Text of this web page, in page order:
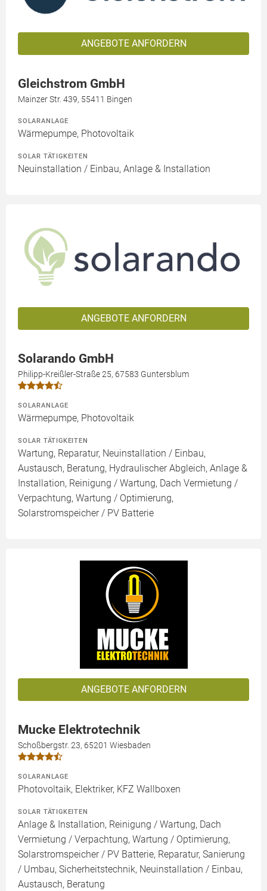
ANGEBOTE ANFORDERN
Gleichstrom GmbH
Mainzer Str. 439, 55411 Bingen
SOLARANLAGE
Wärmepumpe, Photovoltaik
SOLAR TÄTIGKEITEN
Neuinstallation / Einbau, Anlage & Installation
ANGEBOTE ANFORDERN
Solarando GmbH
Philipp-Kreißler-Straße 25, 67583 Guntersblum
SOLARANLAGE
Wärmepumpe, Photovoltaik
SOLAR TÄTIGKEITEN
Wartung, Reparatur, Neuinstallation / Einbau,
Austausch, Beratung, Hydraulischer Abgleich, Anlage &
Installation, Reinigung / Wartung, Dach Vermietung /
Verpachtung, Wartung / Optimierung,
Solarstromspeicher / PV Batterie
ANGEBOTE ANFORDERN
Mucke Elektrotechnik
Schoßbergstr. 23, 65201 Wiesbaden
SOLARANLAGE
Photovoltaik, Elektriker, KFZ Wallboxen
SOLAR TÄTIGKEITEN
Anlage & Installation, Reinigung / Wartung, Dach
Vermietung / Verpachtung, Wartung / Optimierung,
Solarstromspeicher / PV Batterie, Reparatur, Sanierung
/ Umbau, Sicherheitstechnik, Neuinstallation / Einbau,
Austausch, Beratung